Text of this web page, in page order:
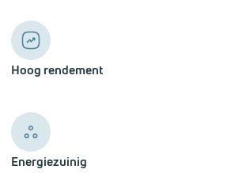
Hoog rendement
Energiezuinig